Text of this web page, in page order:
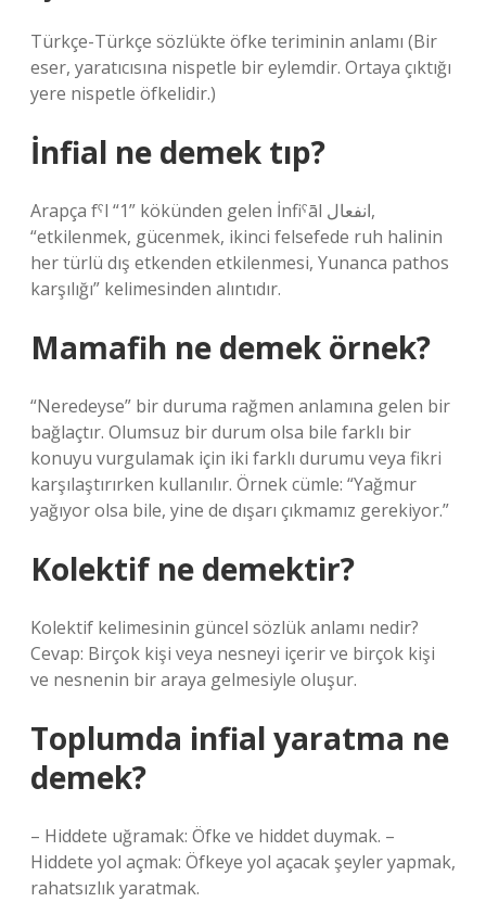
Türkçe-Türkçe sözlükte öfke teriminin anlamı (Bir
eser, yaratıcısına nispetle bir eylemdir. Ortaya çıktığı
yere nispetle öfkelidir.)
İnfial ne demek tıp?
Arapça fˁl “1” kökünden gelen İnfiˁāl انفعال,
“etkilenmek, gücenmek, ikinci felsefede ruh halinin
her türlü dış etkenden etkilenmesi, Yunanca pathos
karşılığı” kelimesinden alıntıdır.
Mamafih ne demek örnek?
“Neredeyse” bir duruma rağmen anlamına gelen bir
bağlaçtır. Olumsuz bir durum olsa bile farklı bir
konuyu vurgulamak için iki farklı durumu veya fikri
karşılaştırırken kullanılır. Örnek cümle: “Yağmur
yağıyor olsa bile, yine de dışarı çıkmamız gerekiyor.”
Kolektif ne demektir?
Kolektif kelimesinin güncel sözlük anlamı nedir?
Cevap: Birçok kişi veya nesneyi içerir ve birçok kişi
ve nesnenin bir araya gelmesiyle oluşur.
Toplumda infial yaratma ne
demek?
– Hiddete uğramak: Öfke ve hiddet duymak. –
Hiddete yol açmak: Öfkeye yol açacak şeyler yapmak,
rahatsızlık yaratmak.